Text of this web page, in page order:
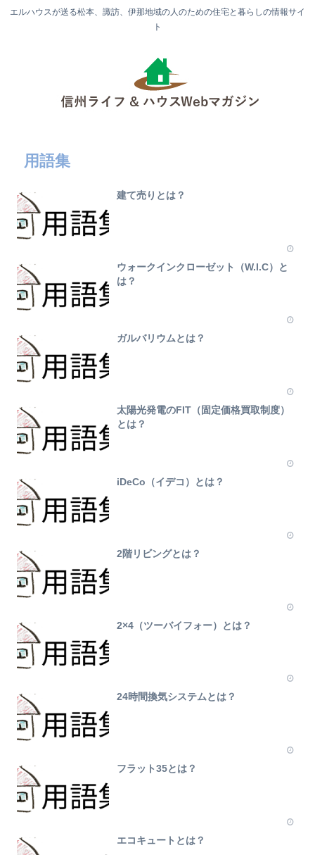
エルハウスが送る松本、諏訪、伊那地域の人のための住宅と暮らしの情報サイ
ト
用語集
建て売りとは？
ウォークインクローゼット（W.I.C）と
は？
ガルバリウムとは？
太陽光発電のFIT（固定価格買取制度）
とは？
iDeCo（イデコ）とは？
2階リビングとは？
2×4（ツーバイフォー）とは？
24時間換気システムとは？
フラット35とは？
エコキュートとは？